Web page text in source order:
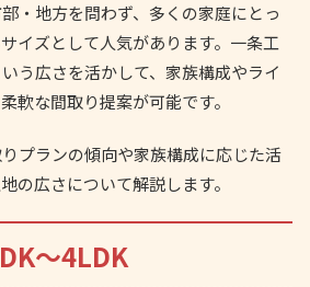
・地方を問わず、多くの家庭にとっ
イズとして人気があります。一条工
う広さを活かして、家族構成やライ
軟な間取り提案が可能です。
プランの傾向や家族構成に応じた活
の広さについて解説します。
〜4LDK